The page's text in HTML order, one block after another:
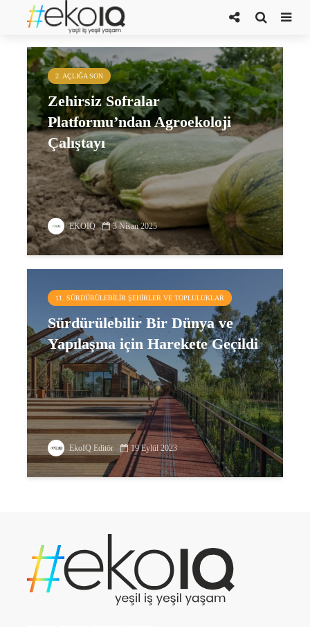
Mimarlar Odası
2. AÇLIĞA SON
Zehirsiz Sofralar
Platformu’ndan Agroekoloji
Çalıştayı
EKOIQ 3 Nisan 2025
11. SÜRDÜRÜLEBILIR ŞEHIRLER VE TOPLULUKLAR
Sürdürülebilir Bir Dünya ve
Yapılaşma için Harekete Geçildi
EkoIQ Editör 19 Eylül 2023